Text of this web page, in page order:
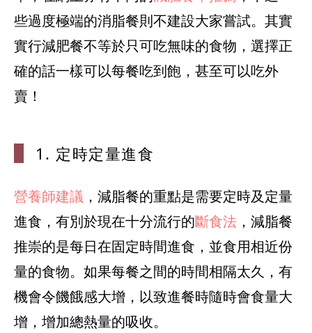
些過度極端的消脂餐則不建設大家嘗試。其實
實行減肥餐不等於只可吃無味的食物，選擇正
確的話一樣可以每餐吃到飽，甚至可以吃外
1. 定時定量進食
營養師建議 ，減脂餐的重點是需要定時及定量
進食，有別於現在十分流行的斷食法 ，減脂餐
推崇的是每日在固定時間進食，並食用相近份
量的食物。如果每餐之間的時間相隔太久，有
機會令饑餓感大增，以致進餐時隨時會食量大
增，增加總熱量的吸收。